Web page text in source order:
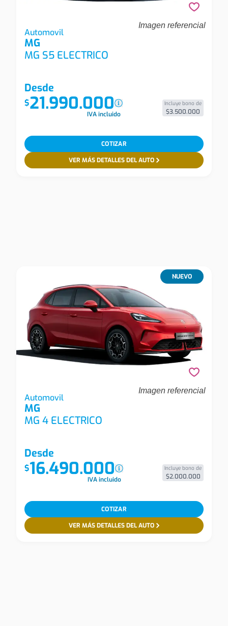
Imagen referencial
Mg Mg S5 Electrico Mg S5 Ev 49 Kwh Com
Automovil
Automovil
MG
MG S5 ELECTRICO
Desde
$21.990.000
IVA incluido
Incluye bono de
$3.500.000
COTIZAR
VER MÁS DETALLES DEL AUTO
NUEVO
Imagen referencial
Mg Mg 4 Electrico Mg 4 Urban Ev 43 Kwh Com
Automovil
Automovil
MG
MG 4 ELECTRICO
Desde
$16.490.000
IVA incluido
Incluye bono de
$2.000.000
COTIZAR
VER MÁS DETALLES DEL AUTO